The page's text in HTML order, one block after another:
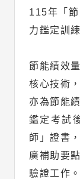
115年「
力鑑定訓
節能績效
核心技術
亦為節能
鑑定考試
師」證書
廣補助要
驗證工作。